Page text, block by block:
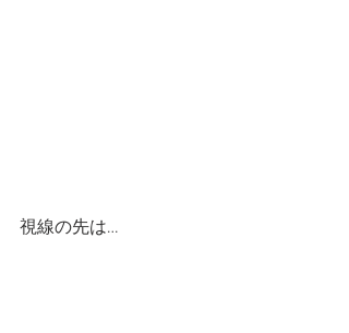
視線の先は…